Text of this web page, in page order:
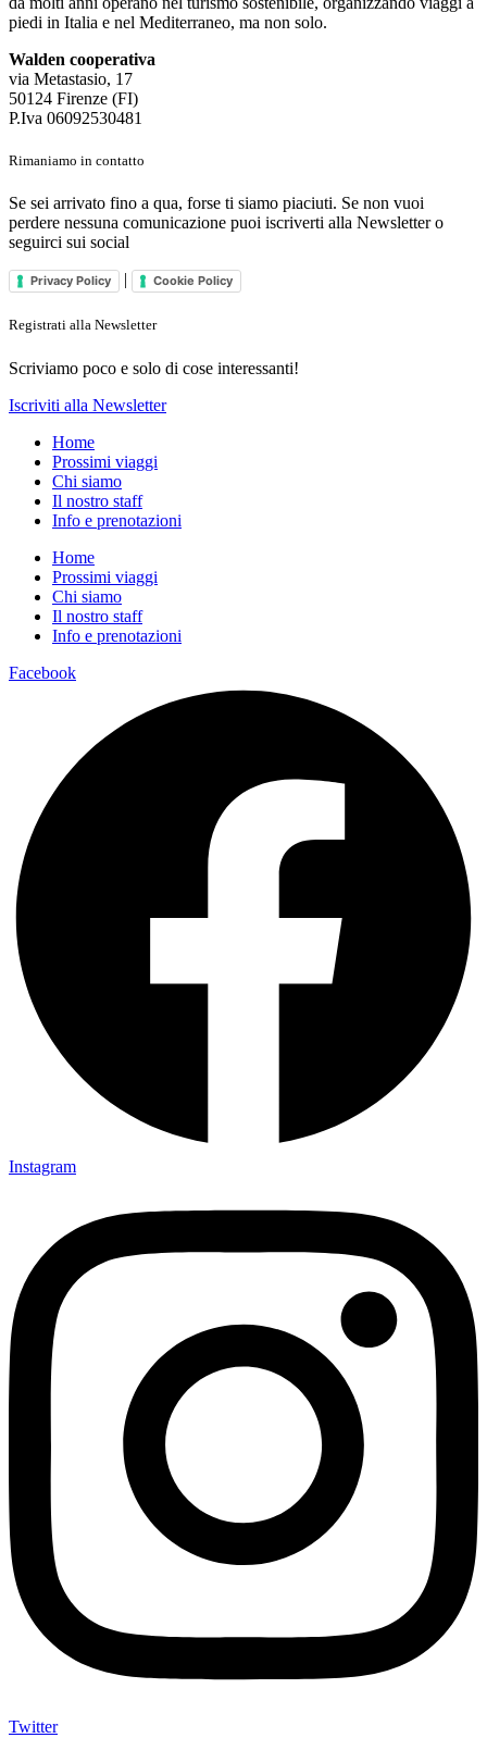
piedi in Italia e nel Mediterraneo, ma non solo.
Walden cooperativa
via Metastasio, 17
50124 Firenze (FI)
P.Iva 06092530481
Rimaniamo in contatto
Se sei arrivato fino a qua, forse ti siamo piaciuti. Se non vuoi
perdere nessuna comunicazione puoi iscriverti alla Newsletter o
seguirci sui social
Privacy Policy | Cookie Policy
Registrati alla Newsletter
Scriviamo poco e solo di cose interessanti!
Iscriviti alla Newsletter
Home
Prossimi viaggi
Chi siamo
Il nostro staff
Info e prenotazioni
Home
Prossimi viaggi
Chi siamo
Il nostro staff
Info e prenotazioni
Facebook
Instagram
Twitter